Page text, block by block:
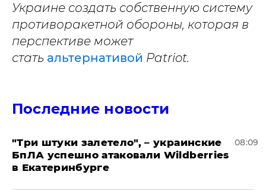
Украине создать собственную систему
противоракетной обороны, которая в
перспективе может
стать альтернативой Patriot.
Последние новости
"Три штуки залетело", – украинские
БпЛА успешно атаковали Wildberries
в Екатеринбурге
08:09